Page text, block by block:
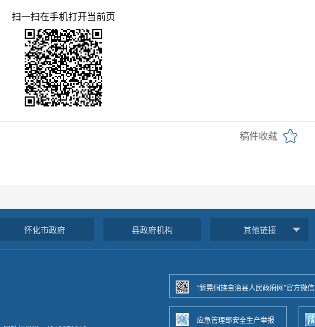
扫一扫在手机打开当前页
稿件收藏
怀化市政府 县政府机构 其他链接
“新晃侗族自治县人民政府网”官方微信
应急管理部安全生产举报